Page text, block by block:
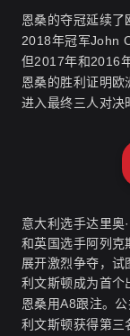
恩桑的夺冠延续了
2018年冠军John
但2017年和2016
恩桑的胜利证明欧
进入最终三人对决
意大利选手达里奥
和英国选手阿列克
展开激烈争夺，试
利文斯顿成为首个
恩桑用A8跟注。
利文斯顿获得第三